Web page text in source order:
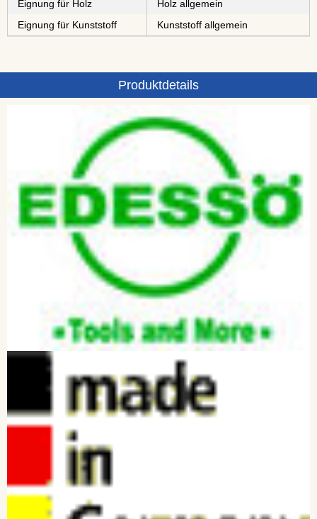
Eignung für Holz
Holz allgemein
Eignung für Kunststoff
Kunststoff allgemein
Produktdetails